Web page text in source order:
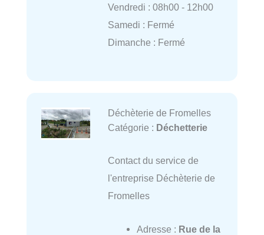
Vendredi : 08h00 - 12h00
Samedi : Fermé
Dimanche : Fermé
Déchèterie de Fromelles
Catégorie : Déchetterie
Contact du service de
l'entreprise Déchèterie de
Fromelles
Adresse : Rue de la